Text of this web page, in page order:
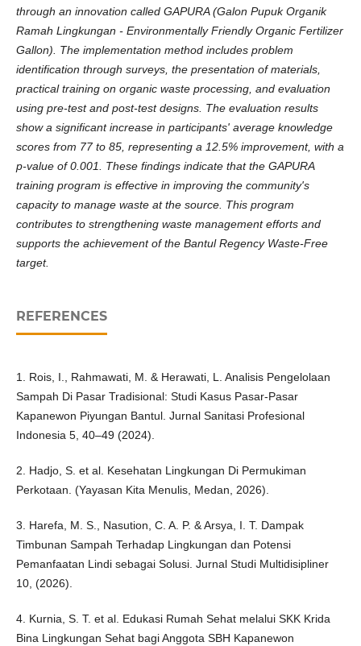
through an innovation called GAPURA (Galon Pupuk Organik
Ramah Lingkungan - Environmentally Friendly Organic Fertilizer
Gallon). The implementation method includes problem
identification through surveys, the presentation of materials,
practical training on organic waste processing, and evaluation
using pre-test and post-test designs. The evaluation results
show a significant increase in participants' average knowledge
scores from 77 to 85, representing a 12.5% improvement, with a
p-value of 0.001. These findings indicate that the GAPURA
training program is effective in improving the community's
capacity to manage waste at the source. This program
contributes to strengthening waste management efforts and
supports the achievement of the Bantul Regency Waste-Free
target.
REFERENCES
1. Rois, I., Rahmawati, M. & Herawati, L. Analisis Pengelolaan
Sampah Di Pasar Tradisional: Studi Kasus Pasar-Pasar
Kapanewon Piyungan Bantul. Jurnal Sanitasi Profesional
Indonesia 5, 40–49 (2024).
2. Hadjo, S. et al. Kesehatan Lingkungan Di Permukiman
Perkotaan. (Yayasan Kita Menulis, Medan, 2026).
3. Harefa, M. S., Nasution, C. A. P. & Arsya, I. T. Dampak
Timbunan Sampah Terhadap Lingkungan dan Potensi
Pemanfaatan Lindi sebagai Solusi. Jurnal Studi Multidisipliner
10, (2026).
4. Kurnia, S. T. et al. Edukasi Rumah Sehat melalui SKK Krida
Bina Lingkungan Sehat bagi Anggota SBH Kapanewon